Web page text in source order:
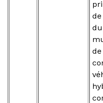
de